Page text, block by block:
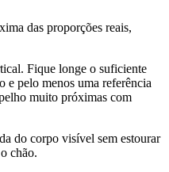
das proporções reais,
Fique longe o suficiente
e pelo menos uma referência
muito próximas com
do corpo visível sem estourar
chão.